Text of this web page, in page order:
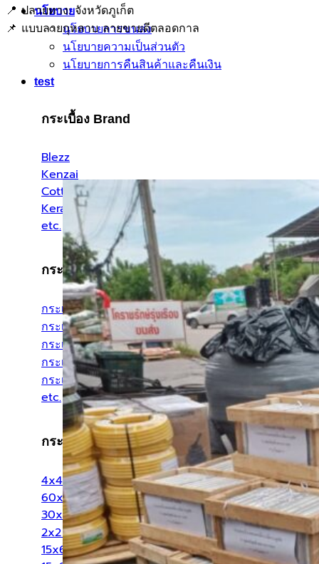
นโยบาย
นโยบายการขนส่ง
นโยบายความเป็นส่วนตัว
นโยบายการคืนสินค้าและคืนเงิน
test
กระเบื้อง Brand
Blezz
Kenzai
Cotto
Kera
etc.
กระเบื้องประเภทต่างๆ
กระเบื้องสระว่ายน้ำ
กระเบื้องลายโบราณ
กระเบื้องแกรนิตโต้
กระเบื้อง Porcelain
กระเบื้องโมเสค
etc.
กระเบื้องแยกตามขนาด
4x4 นิ้ว
60x60 cm
30x60 cm
2x2 นิ้ว
15x60 cm
📍 ปลายทาง: จังหวัดภูเก็ต
📌 แบบลายกุหลาบ ลายขายดีตลอดกาล